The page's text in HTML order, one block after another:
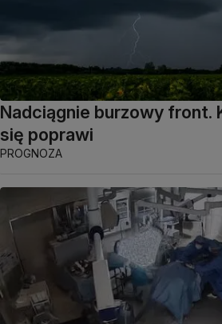
Nadciągnie burzowy front.
się poprawi
PROGNOZA